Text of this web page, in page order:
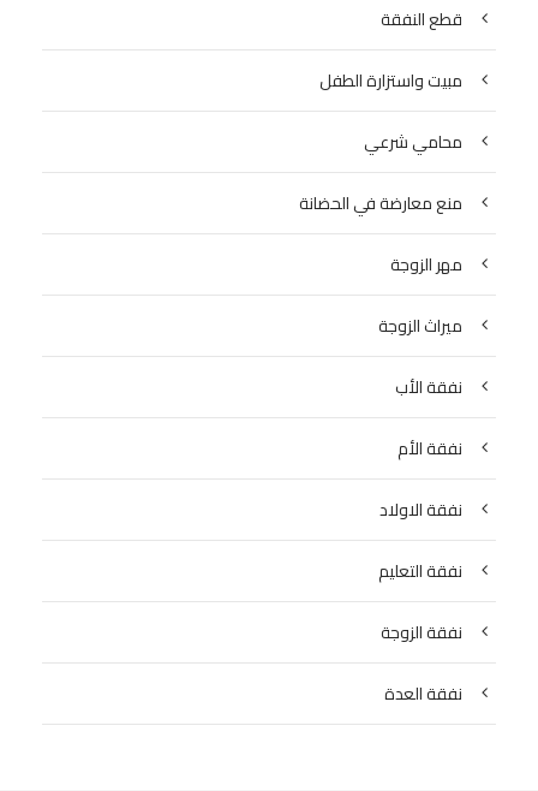
قطع النفقة
مبيت واستزارة الطفل
محامي شرعي
منع معارضة في الحضانة
مهر الزوجة
ميراث الزوجة
نفقة الأب
نفقة الأم
نفقة الاولاد
نفقة التعليم
نفقة الزوجة
نفقة العدة